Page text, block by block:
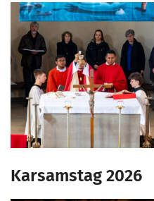
Karsamstag 2026